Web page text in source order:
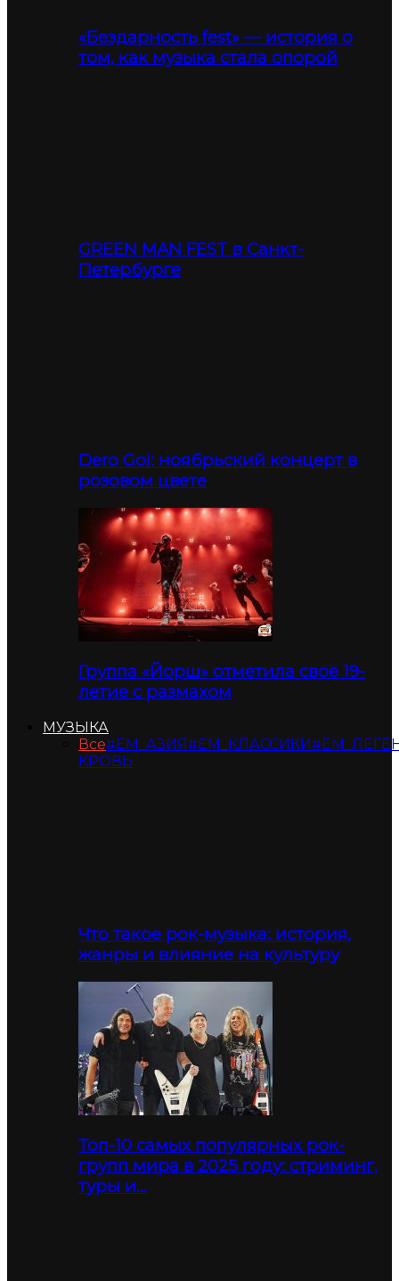
«Бездарность fest» — история о
том, как музыка стала опорой
GREEN MAN FEST в Санкт-
Петербурге
Dero Goi: ноябрьский концерт в
розовом цвете
Группа «Йорш» отметила своё 19-
летие с размахом
МУЗЫКА
Все#ЕМ_АЗИЯ#ЕМ_КЛАССИКИ
КРОВЬ
Что такое рок-музыка: история,
жанры и влияние на культуру
Топ-10 самых популярных рок-
групп мира в 2025 году: стриминг,
туры и…